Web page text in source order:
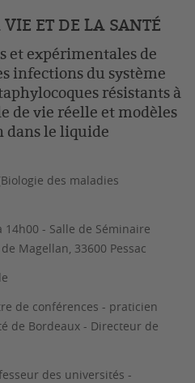
ET DE LA SANTÉ
et expérimentales de
infections du système
résistants à
de vie réelle et modèles
le liquide
des maladies
- Salle de Séminaire
Magellan, 33600 Pessac
de conférences - praticien
de Bordeaux - Directeur de
des universités -